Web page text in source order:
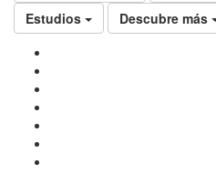
Estudios
Descubre más